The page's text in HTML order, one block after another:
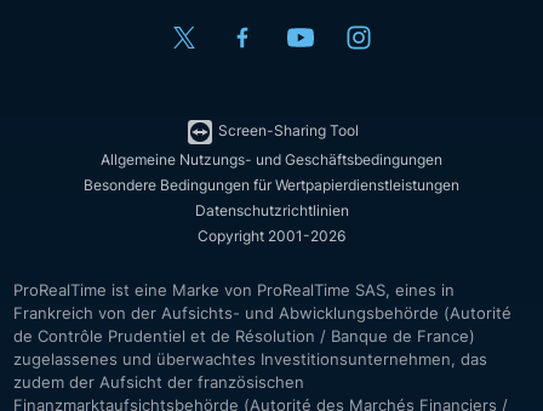
Screen-Sharing Tool
Allgemeine Nutzungs- und Geschäftsbedingungen
Besondere Bedingungen für Wertpapierdienstleistungen
Datenschutzrichtlinien
Copyright 2001-2026
ProRealTime ist eine Marke von ProRealTime SAS, eines in
Frankreich von der Aufsichts- und Abwicklungsbehörde (Autorité
de Contrôle Prudentiel et de Résolution / Banque de France)
zugelassenes und überwachtes Investitionsunternehmen, das
zudem der Aufsicht der französischen
Finanzmarktaufsichtsbehörde (Autorité des Marchés Financiers /